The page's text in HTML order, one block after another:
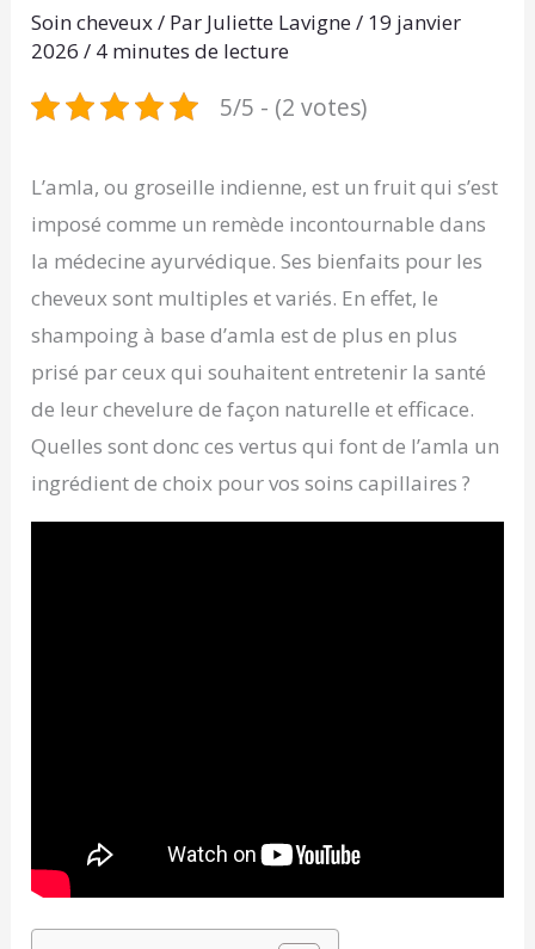
Soin cheveux/ Par Juliette Lavigne/ 19 janvier
2026/ 4 minutes de lecture
5/5 - (2 votes)
L’amla, ou groseille indienne, est un fruit qui s’est
imposé comme un remède incontournable dans
la médecine ayurvédique. Ses bienfaits pour les
cheveux sont multiples et variés. En effet, le
shampoing à base d’amla est de plus en plus
prisé par ceux qui souhaitent entretenir la santé
de leur chevelure de façon naturelle et efficace.
Quelles sont donc ces vertus qui font de l’amla un
ingrédient de choix pour vos soins capillaires ?